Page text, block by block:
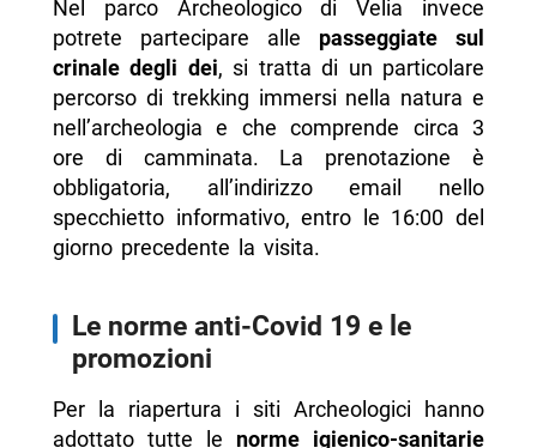
Nel parco Archeologico di Velia invece
potrete partecipare alle passeggiate sul
crinale degli dei, si tratta di un particolare
percorso di trekking immersi nella natura e
nell’archeologia e che comprende circa 3
ore di camminata. La prenotazione è
obbligatoria, all’indirizzo email nello
specchietto informativo, entro le 16:00 del
giorno precedente la visita.
Le norme anti-Covid 19 e le
promozioni
Per la riapertura i siti Archeologici hanno
adottato tutte le norme igienico-sanitarie